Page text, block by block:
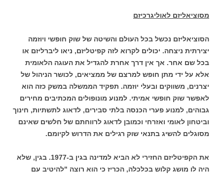
מסוציאליזם לאוליגרכיזם
הסוציאליזם נכשל בכל העולם והשיטה של שוק חופשי ויוזמה
יצירתית ניצחה. יכולים לקרוא לזה קפיטליזם, ניאו ליברליזם או
בכל שם אחר. אך אין דרך אחרת להגדיל את העוגה הלאומית
אלא על ידי מתן חופש למרצם של ממציאים, לכושר הניהול של
יצרנים, משווקים ובעלי יוזמה. תפקיד הממשלה במשק כזה הוא
לאפשר שוק חופשי אמיתי. למנוע מונופולים המכתיבים מחירים
גבוהים, למנוע פערי הכנסה בלתי סבירים, לדאוג לתשתיות, חינוך
וביטחון לאומי ואזרחי וכמובן לדאוג לרווחתם של חלשים שאינם
מסוגלים להשיג בתנאי שוק רגילים את הדרוש לקיומם.
את הקפיטליזם החזירי לא הביא למדינה בגין ב-1977. בגין, שלא
היה לו מושג קלוש בכלכלה, הכריז כי הוא רוצה "להיטיב עם